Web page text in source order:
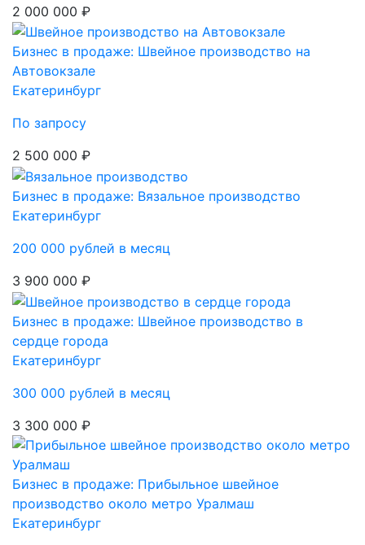
2 000 000 ₽
Бизнес в продаже: Швейное производство на
Автовокзале
Екатеринбург
По запросу
2 500 000 ₽
Бизнес в продаже: Вязальное производство
Екатеринбург
200 000 рублей в месяц
3 900 000 ₽
Бизнес в продаже: Швейное производство в
сердце города
Екатеринбург
300 000 рублей в месяц
3 300 000 ₽
Бизнес в продаже: Прибыльное швейное
производство около метро Уралмаш
Екатеринбург